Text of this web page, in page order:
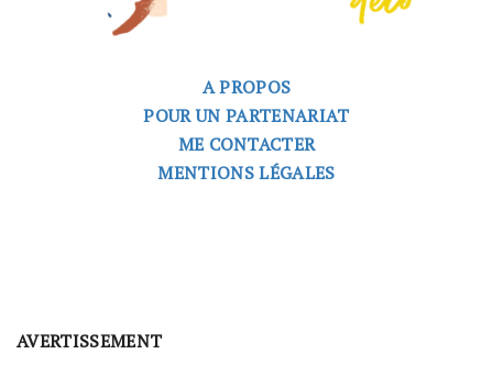
A PROPOS
POUR UN PARTENARIAT
ME CONTACTER
MENTIONS LÉGALES
AVERTISSEMENT